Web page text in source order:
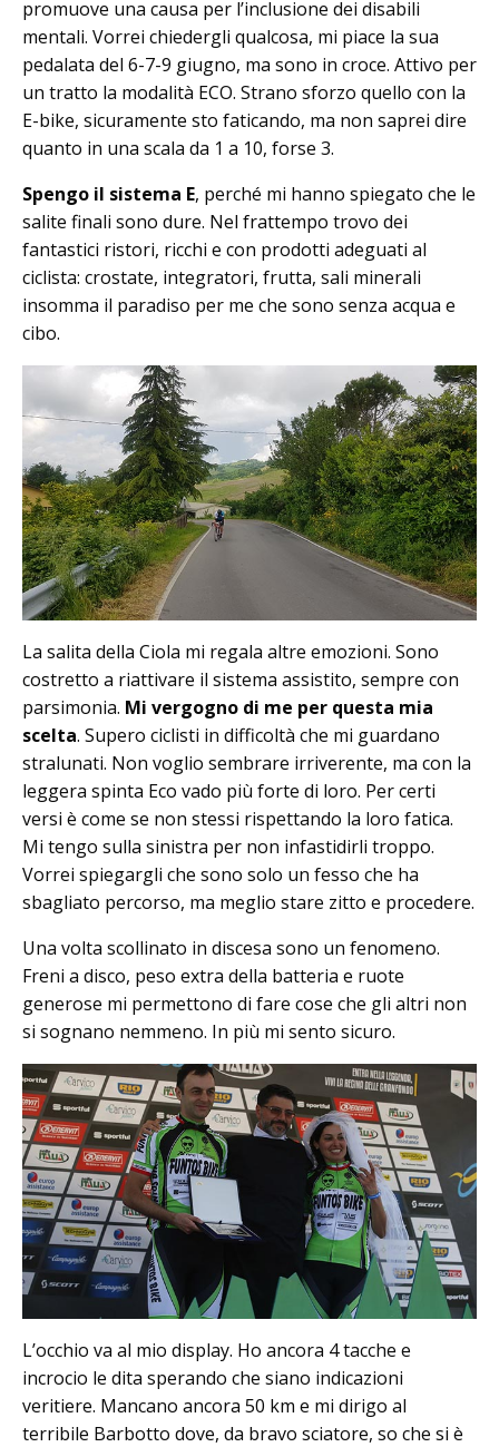
promuove una causa per l’inclusione dei disabili
mentali. Vorrei chiedergli qualcosa, mi piace la sua
pedalata del 6-7-9 giugno, ma sono in croce. Attivo per
un tratto la modalità ECO. Strano sforzo quello con la
E-bike, sicuramente sto faticando, ma non saprei dire
quanto in una scala da 1 a 10, forse 3.
Spengo il sistema E, perché mi hanno spiegato che le
salite finali sono dure. Nel frattempo trovo dei
fantastici ristori, ricchi e con prodotti adeguati al
ciclista: crostate, integratori, frutta, sali minerali
insomma il paradiso per me che sono senza acqua e
cibo.
La salita della Ciola mi regala altre emozioni. Sono
costretto a riattivare il sistema assistito, sempre con
parsimonia. Mi vergogno di me per questa mia
scelta. Supero ciclisti in difficoltà che mi guardano
stralunati. Non voglio sembrare irriverente, ma con la
leggera spinta Eco vado più forte di loro. Per certi
versi è come se non stessi rispettando la loro fatica.
Mi tengo sulla sinistra per non infastidirli troppo.
Vorrei spiegargli che sono solo un fesso che ha
sbagliato percorso, ma meglio stare zitto e procedere.
Una volta scollinato in discesa sono un fenomeno.
Freni a disco, peso extra della batteria e ruote
generose mi permettono di fare cose che gli altri non
si sognano nemmeno. In più mi sento sicuro.
L’occhio va al mio display. Ho ancora 4 tacche e
incrocio le dita sperando che siano indicazioni
veritiere. Mancano ancora 50 km e mi dirigo al
terribile Barbotto dove, da bravo sciatore, so che si è